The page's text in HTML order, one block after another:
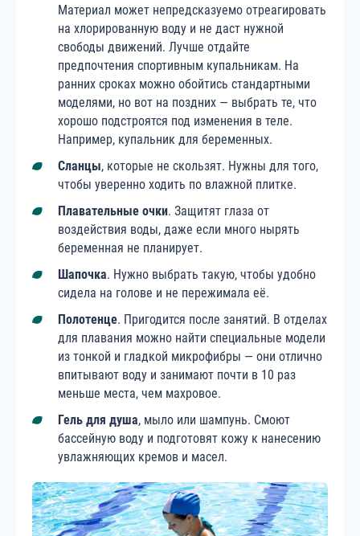
Материал может непредсказуемо отреагировать
на хлорированную воду и не даст нужной
свободы движений. Лучше отдайте
предпочтения спортивным купальникам. На
ранних сроках можно обойтись стандартными
моделями, но вот на поздних — выбрать те, что
хорошо подстроятся под изменения в теле.
Например, купальник для беременных.
Сланцы, которые не скользят. Нужны для того,
чтобы уверенно ходить по влажной плитке.
Плавательные очки. Защитят глаза от
воздействия воды, даже если много нырять
беременная не планирует.
Шапочка. Нужно выбрать такую, чтобы удобно
сидела на голове и не пережимала её.
Полотенце. Пригодится после занятий. В отделах
для плавания можно найти специальные модели
из тонкой и гладкой микрофибры — они отлично
впитывают воду и занимают почти в 10 раз
меньше места, чем махровое.
Гель для душа, мыло или шампунь. Смоют
бассейную воду и подготовят кожу к нанесению
увлажняющих кремов и масел.